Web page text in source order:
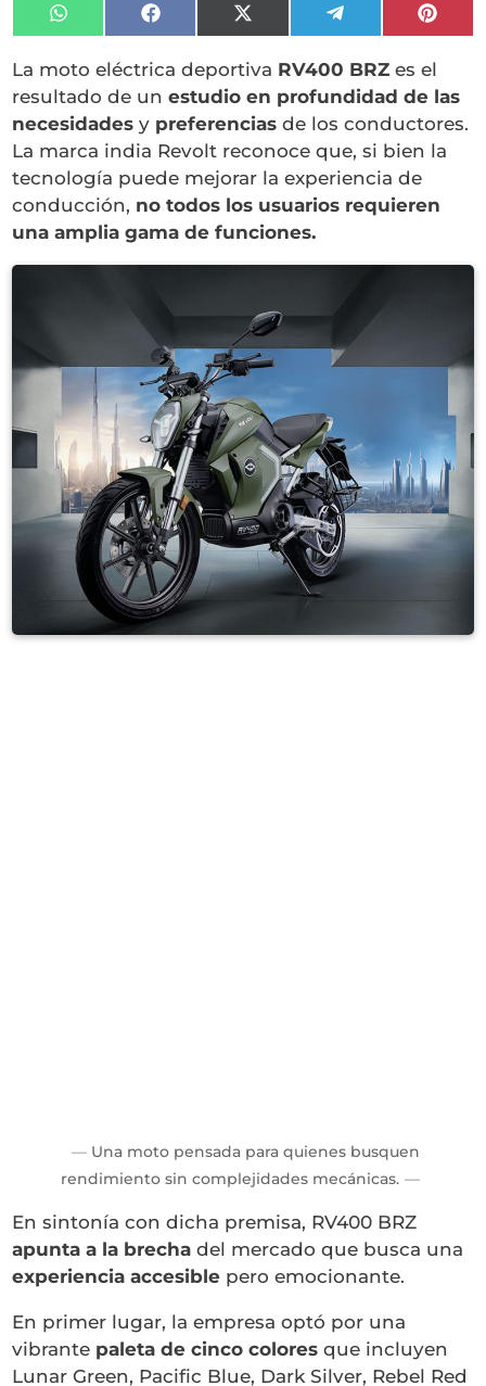
Compartir
en
WhatsApp
Compartir
en
Facebook
Compartir
en
X
(Twitter)
Compartir
en
en
La moto eléctrica deportiva RV400 BRZ es el
resultado de unestudio en profundidad de las
necesidades y preferencias de los conductores.
La marca india Revolt reconoce que, si bien la
tecnología puede mejorar la experiencia de
conducción, no todos los usuarios requieren
una amplia gama de funciones.
Una moto pensada para quienes busquen
rendimiento sin complejidades mecánicas.
En sintonía con dicha premisa, RV400 BRZ
apunta a la brecha del mercado que busca una
experiencia accesible pero emocionante.
En primer lugar, la empresa optó por una
vibrante paleta de cinco colores que incluyen
Lunar Green, Pacific Blue, Dark Silver, Rebel Red